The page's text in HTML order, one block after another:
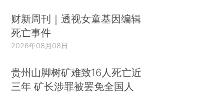
财新周刊｜透视女童基因编辑
死亡事件
2026年08月08日
贵州山脚树矿难致16人死亡近
三年 矿长涉罪被罢免全国人